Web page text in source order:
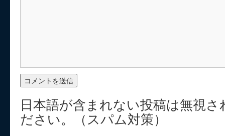
日本語が含まれない投稿は無視
ださい。（スパム対策）